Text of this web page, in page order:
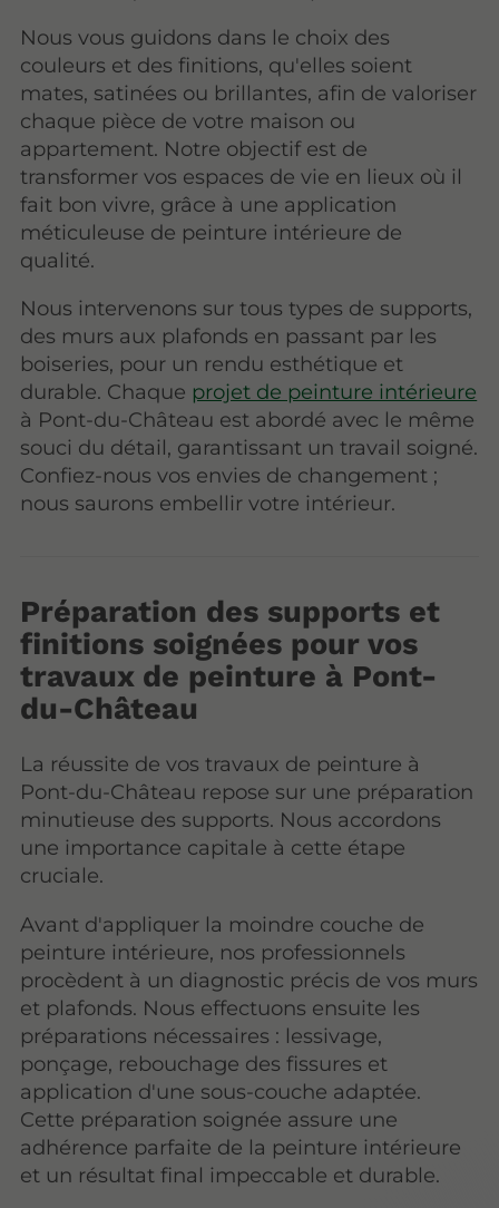
Nous vous guidons dans le choix des
couleurs et des finitions, qu'elles soient
mates, satinées ou brillantes, afin de valoriser
chaque pièce de votre maison ou
appartement. Notre objectif est de
transformer vos espaces de vie en lieux où il
fait bon vivre, grâce à une application
méticuleuse de peinture intérieure de
qualité.
Nous intervenons sur tous types de supports,
des murs aux plafonds en passant par les
boiseries, pour un rendu esthétique et
durable. Chaque projet de peinture intérieure
à Pont-du-Château est abordé avec le même
souci du détail, garantissant un travail soigné.
Confiez-nous vos envies de changement ;
nous saurons embellir votre intérieur.
Préparation des supports et
finitions soignées pour vos
travaux de peinture à Pont-
du-Château
La réussite de vos travaux de peinture à
Pont-du-Château repose sur une préparation
minutieuse des supports. Nous accordons
une importance capitale à cette étape
cruciale.
Avant d'appliquer la moindre couche de
peinture intérieure, nos professionnels
procèdent à un diagnostic précis de vos murs
et plafonds. Nous effectuons ensuite les
préparations nécessaires : lessivage,
ponçage, rebouchage des fissures et
application d'une sous-couche adaptée.
Cette préparation soignée assure une
adhérence parfaite de la peinture intérieure
et un résultat final impeccable et durable.